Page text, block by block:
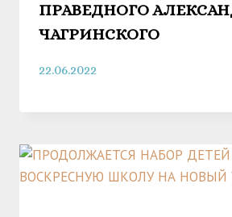
ПРАВЕДНОГО
ЧАГРИНСКОГО
22.06.2022